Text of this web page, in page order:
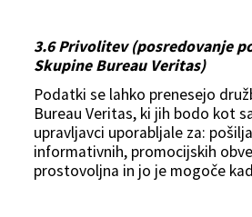
3.6 Privolitev (posredovanje
Skupine Bureau Veritas)
Podatki se lahko prenesejo
Bureau Veritas, ki jih bodo kot
upravljavci uporabljale za:
informativnih, promocijskih
prostovoljna in jo je mogoče